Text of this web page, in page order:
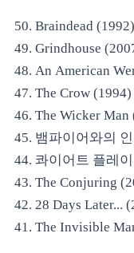
50. Braindead
49. Grindhouse
48. An American
47. The Crow
46. The Wicker
45. 뱀파이어와의
44. 콰이어트 플레
43. The Conjuring
42. 28 Days Later...
41. The Invisible